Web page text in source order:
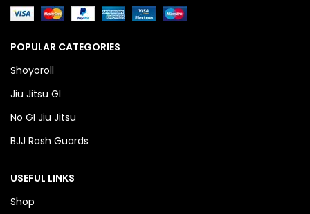
POPULAR CATEGORIES
Shoyoroll
Jiu Jitsu GI
No GI Jiu Jitsu
BJJ Rash Guards
USEFUL LINKS
Shop